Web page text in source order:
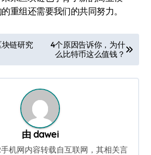
重组还需要我们的共同努力。
链研究
4个原因告诉你，为什
么比特币这么值钱？
由 dawei
手机网内容转载自互联网，其相关言